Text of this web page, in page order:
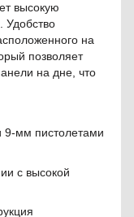
высокую
Удобство
на
позволяет
на дне, что
мм пистолетами
с высокой